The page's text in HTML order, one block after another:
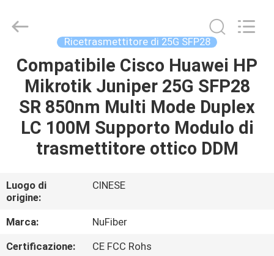
CASA
PRODOTTI
CIRCA
GIRO
DELLA
FABBRICA
Technology
Co.,Ltd.
Developed
Ricetrasmettitore di 25G SFP28
Compatibile Cisco Huawei HP
Mikrotik Juniper 25G SFP28
SR 850nm Multi Mode Duplex
LC 100M Supporto Modulo di
trasmettitore ottico DDM
Luogo di
origine:
CINESE
Marca:
NuFiber
Certificazione:
CE FCC Rohs